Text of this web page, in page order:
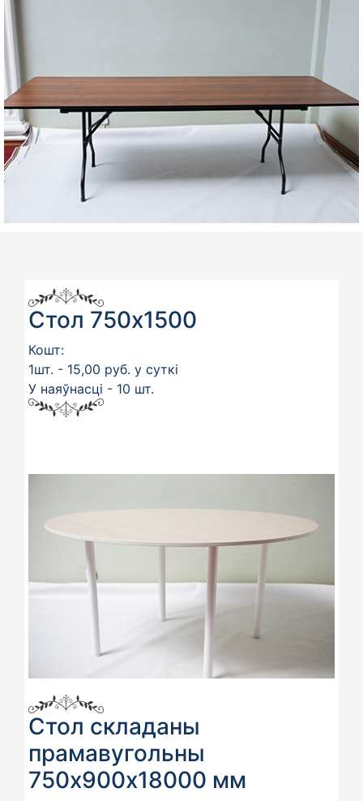
Стол 750х1500
Кошт:
1шт. - 15,00 руб. у суткі
У наяўнасці - 10 шт.
Стол складаны
прамавугольны
750х900х18000 мм